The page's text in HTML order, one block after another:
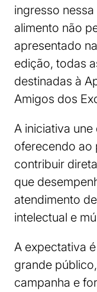
ingresso
alimento não
apresentado
edição, todas
destinadas à
Amigos dos
A iniciativa
oferecendo ao
contribuir
que
atendimento
intelectual e
A expectativa
grande
campanha e